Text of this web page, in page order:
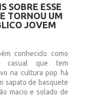
SOBRE ESSE
TORNOU UM
JOVEM
conhecido como
que tem
na cultura pop há
sapato de basquete
macio e solado de